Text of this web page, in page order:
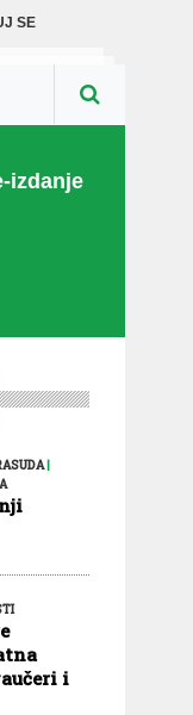
SE
izdanje
|
i